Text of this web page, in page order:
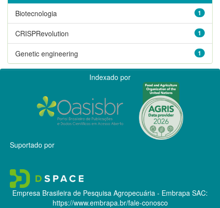
1
Biotecnologia
1
CRISPRevolution
1
Genetic engineering
Indexado por
Suportado por
Empresa Brasileira de Pesquisa Agropecuária - Embrapa SAC:
https://www.embrapa.br/fale-conosco